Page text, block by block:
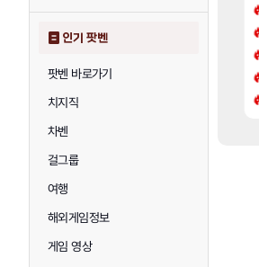
인기 팟벤
팟벤 바로가기
치지직
차벤
걸그룹
여행
해외게임정보
게임 영상
내려 버린 디시인
의 주적은?? [134]
용 17번 터짐 [76]
투력컷 [35]
길찾기/지도 공략 (1 ~ 12장)
만화 | 야간 보초는 너무 힘들어
브 리인카네이션 오픈 트레일러
2판 ‘몬헌 와일즈’, 30~40fps 목표 추정